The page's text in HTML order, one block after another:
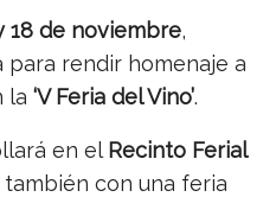
18 de noviembre,
para rendir homenaje a
la ‘V Feria del Vino’.
en el Recinto Ferial
con una feria